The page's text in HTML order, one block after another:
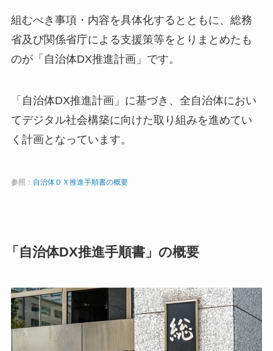
組むべき事項・内容を具体化するとともに、総務
省及び関係省庁による支援策等をとりまとめたも
のが「自治体DX推進計画」です。
「自治体DX推進計画」に基づき、全自治体におい
てデジタル社会構築に向けた取り組みを進めてい
く計画となっています。
参照： 自治体ＤＸ推進手順書の概要
「自治体DX推進手順書」の概要